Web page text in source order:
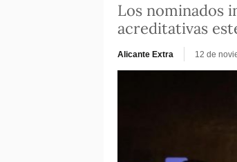
Los nominados
acreditativas
Alicante Extra 12 de